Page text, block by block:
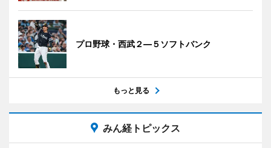
プロ野球・西武２―５ソフトバンク
もっと見る
みん経トピックス